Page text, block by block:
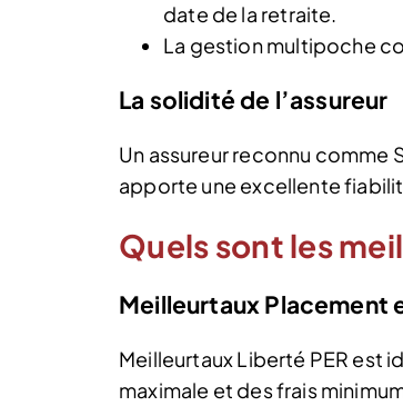
date de la retraite.
La gestion multipoche
La solidité de l’assureur
Un assureur reconnu comme
apporte une excellente
Quels sont les
Meilleurtaux Placement
Meilleurtaux Liberté PER est
maximale et des frais